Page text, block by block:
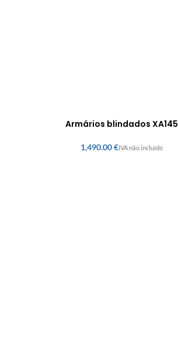
Armários blindados XA145
€